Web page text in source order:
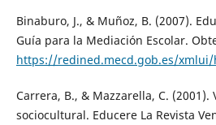
Binaburo, J., & Muñoz, B. (2007).
Guía para la Mediación Escolar.
https://redined.mecd.gob.es/xmlui/
Carrera, B., & Mazzarella, C. (2001).
sociocultural. Educere La Revista